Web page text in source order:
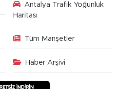
Antalya Trafik Yoğunluk
Haritası
Tüm Manşetler
Haber Arşivi